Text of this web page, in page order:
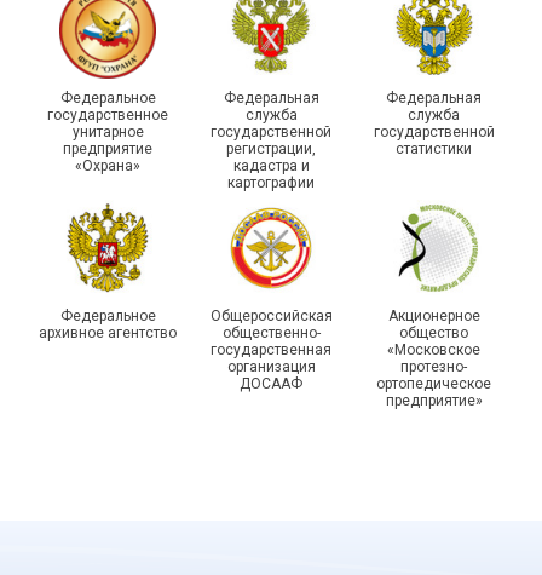
215-й юбилей
государственной
статистики отметили в
Республике Саха (Якутия)
Храбрым детям – добрые
подарки
Федеральное
государственное
унитарное
предприятие
«Охрана»
Федеральная
служба
государственной
регистрации,
кадастра и
картографии
Федеральная
служба
государственной
статистики
Федеральное
архивное агентство
Общероссийская
общественно-
государственная
организация
ДОСААФ
Акционерное
общество
«Московское
протезно-
ортопедическое
предприятие»